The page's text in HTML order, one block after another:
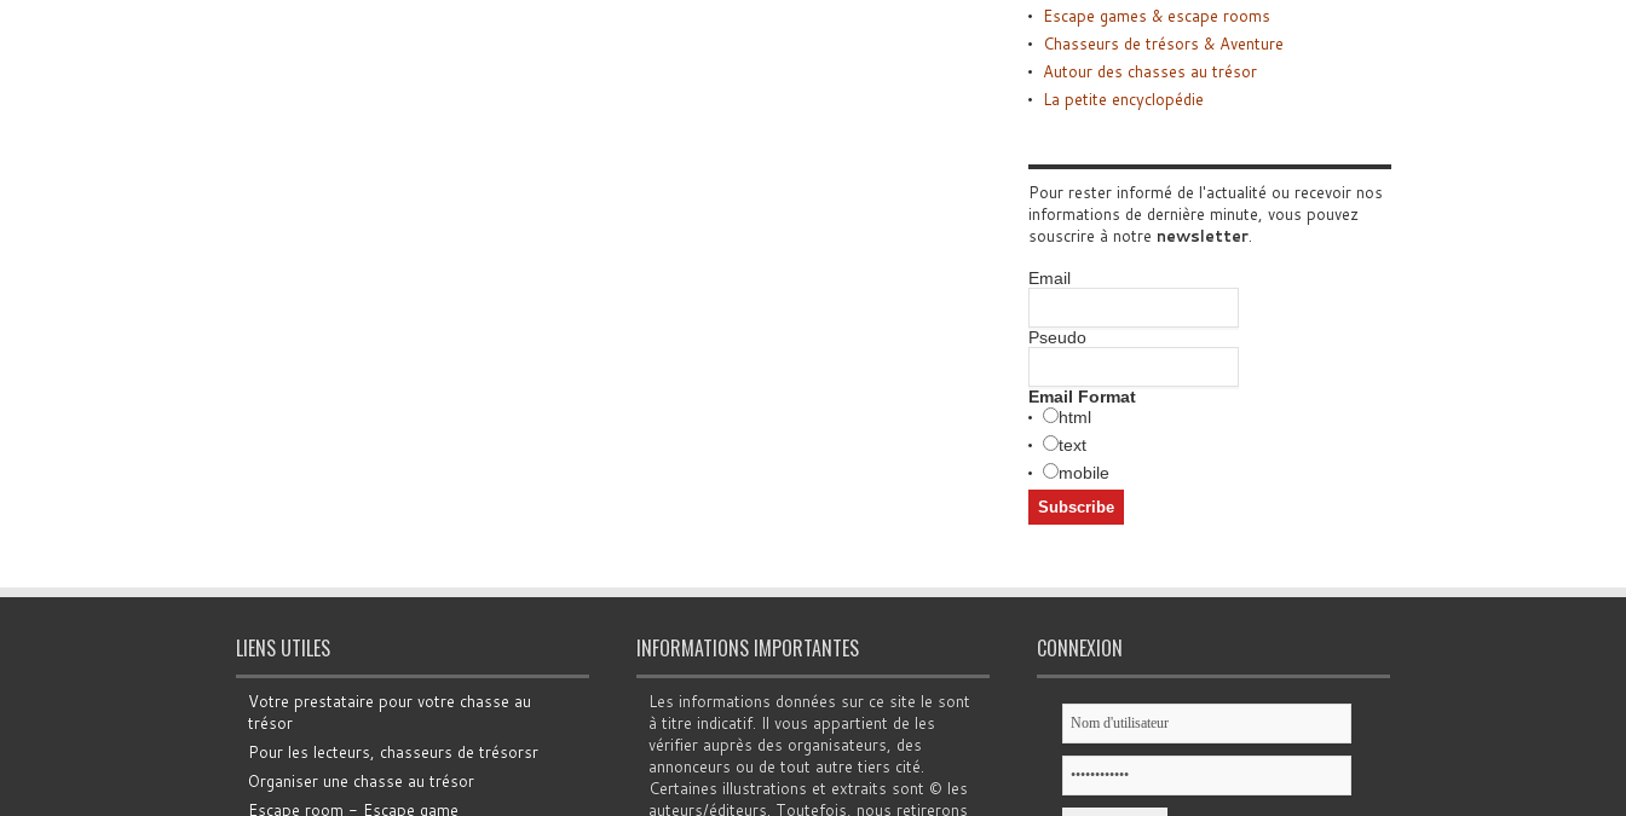
Escape games & escape rooms
Chasseurs de trésors & Aventure
Autour des chasses au trésor
La petite encyclopédie
Pour rester informé de l'actualité ou recevoir nos
informations de dernière minute, vous pouvez
souscrire à notre newsletter.
Email
Pseudo
Email Format
html
text
mobile
LIENS UTILES
Votre prestataire pour votre chasse au
trésor
Pour les lecteurs, chasseurs de trésorsr
Organiser une chasse au trésor
Escape room - Escape game
INFORMATIONS IMPORTANTES
Les informations données sur ce site le sont
à titre indicatif. Il vous appartient de les
vérifier auprès des organisateurs, des
annonceurs ou de tout autre tiers cité.
Certaines illustrations et extraits sont © les
auteurs/éditeurs. Toutefois, nous retirerons
CONNEXION